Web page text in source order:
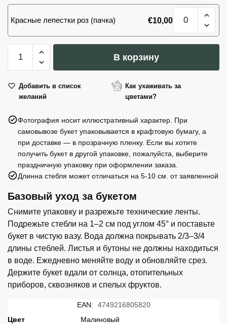
роза
Ace
Pink
Красные лепестки роз (пачка) €10,00
Количество
товара
101
роза
Количество
товара
роза
Ace
В корзину
Добавить в список
желаний
Как ухаживать за
цветами?
Фотография носит иллюстративный характер. При
самовывозе букет упаковывается в крафтовую бумагу, а
при доставке — в прозрачную пленку. Если вы хотите
получить букет в другой упаковке, пожалуйста, выберите
праздничную упаковку при оформлении заказа.
Длинна стебля может отличаться на 5-10 см. от заявленной
Базовый уход за букетом
Снимите упаковку и разрежьте технические ленты.
Подрежьте стебли на 1–2 см под углом 45° и поставьте
букет в чистую вазу. Вода должна покрывать 2/3–3/4
длины стеблей. Листья и бутоны не должны находиться
в воде. Ежедневно меняйте воду и обновляйте срез.
Держите букет вдали от солнца, отопительных
приборов, сквозняков и спелых фруктов.
EAN:
4749216805820
Цвет
Малиновый